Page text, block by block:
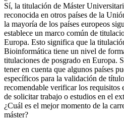
Sí, la titulación de Máster
reconocida en otros países de la
la mayoría de los países europeos
establece un marco común de
Europa. Esto significa que la
Bioinformática tiene un nivel de
titulaciones de posgrado en Europa.
tener en cuenta que algunos países
específicos para la validación de
recomendable verificar los requisitos
de solicitar trabajo o estudios en el
¿Cuál es el mejor momento de la
máster?